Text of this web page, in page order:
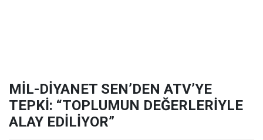
MİL-DİYANET SEN’DEN ATV’YE
TEPKİ: “TOPLUMUN DEĞERLERİYLE
ALAY EDİLİYOR”